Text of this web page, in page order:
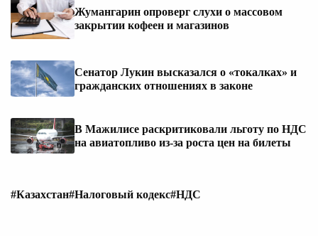
Жумангарин опроверг слухи о массовом
закрытии кофеен и магазинов
Сенатор Лукин высказался о «токалках» и
гражданских отношениях в законе
В Мажилисе раскритиковали льготу по НДС
на авиатопливо из-за роста цен на билеты
#Казахстан#Налоговый кодекс#НДС